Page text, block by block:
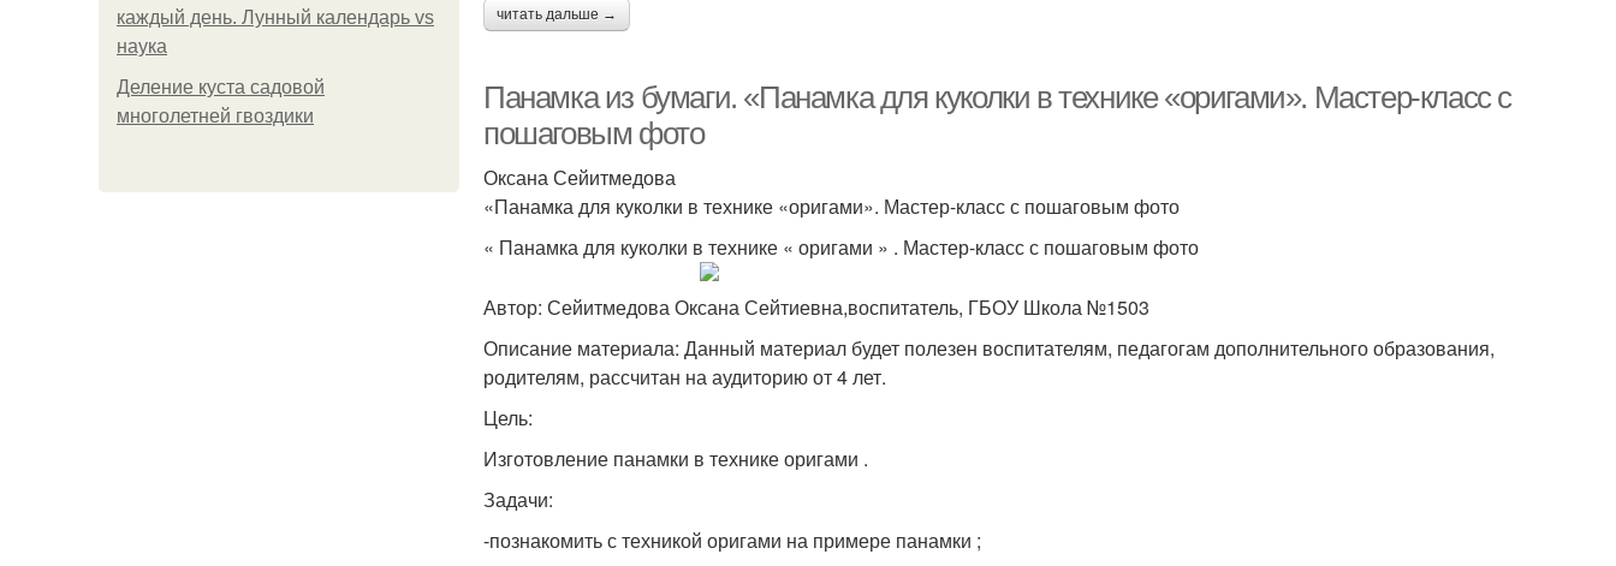
каждый день. Лунный календарь vs
наука
Деление куста садовой
многолетней гвоздики
читать дальше →
Панамка из бумаги. «Панамка для куколки в технике «оригами». Мастер-класс с
пошаговым фото
Оксана Сейитмедова
«Панамка для куколки в технике «оригами». Мастер-класс с пошаговым фото
« Панамка для куколки в технике « оригами » . Мастер-класс с пошаговым фото
Автор: Сейитмедова Оксана Сейтиевна,воспитатель, ГБОУ Школа №1503
Описание материала: Данный материал будет полезен воспитателям, педагогам дополнительного образования,
родителям, рассчитан на аудиторию от 4 лет.
Цель:
Изготовление панамки в технике оригами .
Задачи:
-познакомить с техникой оригами на примере панамки ;